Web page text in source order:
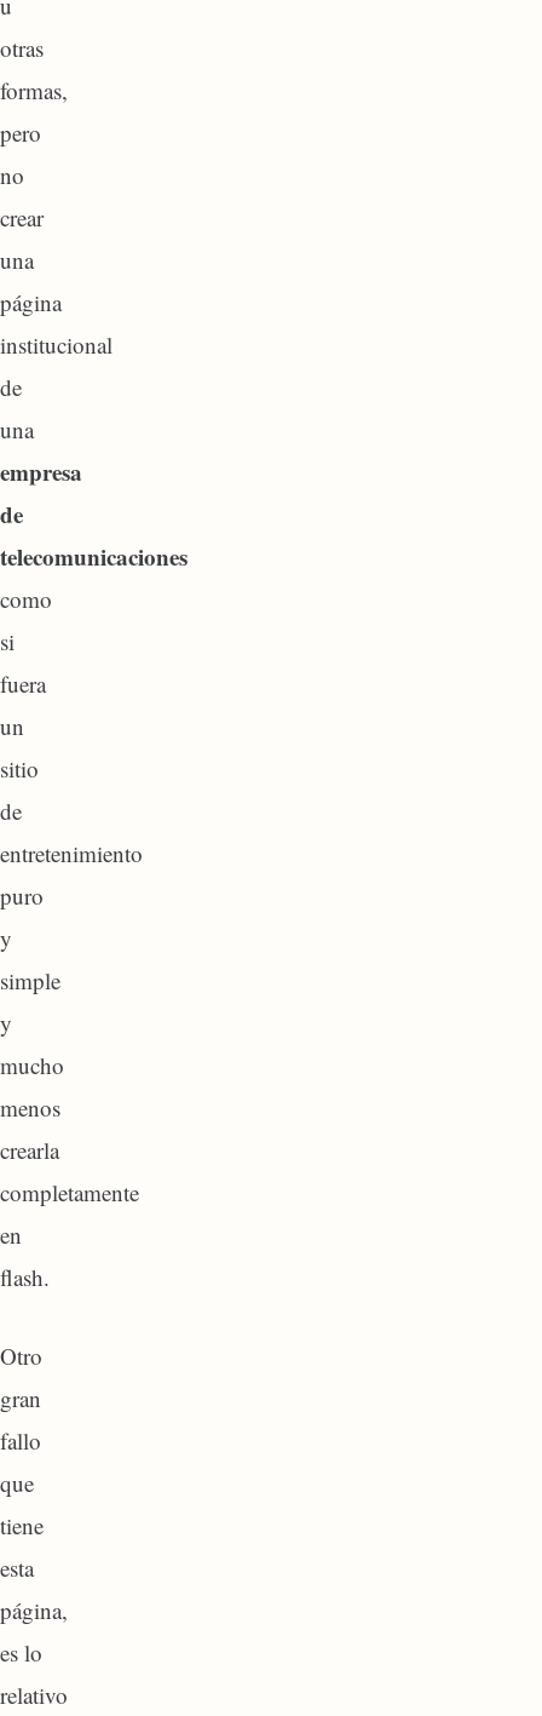
otras
formas,
pero
no
crear
una
página
institucional
de
una
empresa
de
telecomunicaciones
como
si
fuera
un
sitio
de
entretenimiento
puro
y
simple
y
mucho
menos
crearla
completamente
en
flash.
Otro
gran
fallo
que
tiene
esta
página,
es lo
relativo